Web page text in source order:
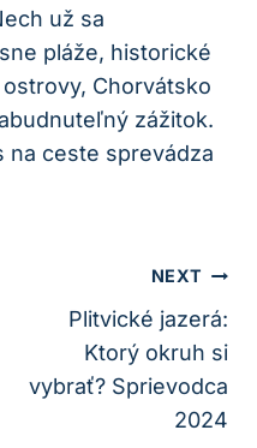
už sa
‌pláže, historické
Chorvátsko
zážitok.
na ceste sprevádza
NEXT
Plitvické jazerá:
Ktorý okruh si
vybrať? Sprievodca
2024